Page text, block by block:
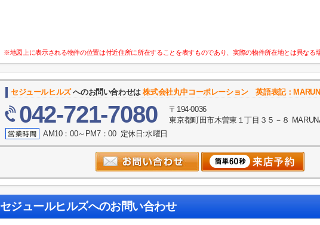
※地図上に表示される物件の位置は付近住所に所在することを表すものであり、実際の物件所在地とは異なる
セジュールヒルズへのお問い合わせは株式会社丸中コーポレーション 英語表記：
042-721-7080
〒194-0036
東京都町田市木曽東１丁目３５－８
AM10：00～PM7：00 定休日:水曜日
セジュールヒルズへのお問い合わせ